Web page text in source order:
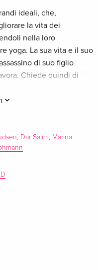
ideali, che,
la vita dei
nella loro
yoga. La sua vita e il suo
di suo figlio
Chiede quindi di
della prigione.
Dar Salim
Marina